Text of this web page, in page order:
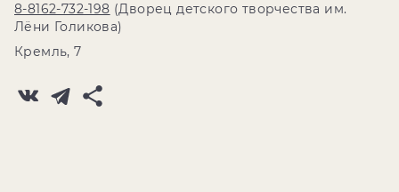
8-8162-732-198 (Дворец детского творчества им.
Лёни Голикова)
Кремль, 7